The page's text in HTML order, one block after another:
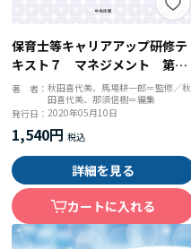
保育士等キャリアアップ研修テ
キスト７ マネジメント 第２
版
著 者：秋田喜代美、馬場耕一郎＝監修／秋
田喜代美、那須信樹＝編集
発行日：2020年05月10日
1,540円
詳細を見る
カートに入れる